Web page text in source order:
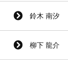
鈴木 南汐
柳下 龍介